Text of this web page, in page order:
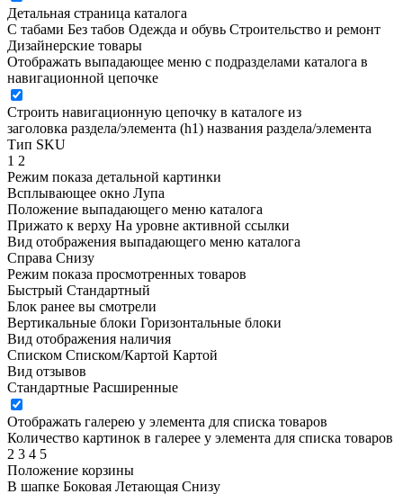
Детальная страница каталога
С табами Без табов Одежда и обувь Строительство и ремонт
Дизайнерские товары
Отображать выпадающее меню с подразделами каталога в
навигационной цепочке
Строить навигационную цепочку в каталоге из
заголовка раздела/элемента (h1) названия раздела/элемента
Тип SKU
1 2
Режим показа детальной картинки
Всплывающее окно Лупа
Положение выпадающего меню каталога
Прижато к верху На уровне активной ссылки
Вид отображения выпадающего меню каталога
Справа Снизу
Режим показа просмотренных товаров
Быстрый Стандартный
Блок ранее вы смотрели
Вертикальные блоки Горизонтальные блоки
Вид отображения наличия
Списком Списком/Картой Картой
Вид отзывов
Стандартные Расширенные
Отображать галерею у элемента для списка товаров
Количество картинок в галерее у элемента для списка товаров
2 3 4 5
Положение корзины
В шапке Боковая Летающая Снизу